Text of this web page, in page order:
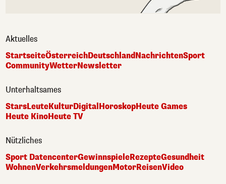
Aktuelles
StartseiteÖsterreichDeutschlandNachrichtenSport
CommunityWetterNewsletter
Unterhaltsames
StarsLeuteKulturDigitalHoroskopHeute Games
Heute KinoHeute TV
Nützliches
Sport DatencenterGewinnspieleRezepteGesundheit
WohnenVerkehrsmeldungenMotorReisenVideo